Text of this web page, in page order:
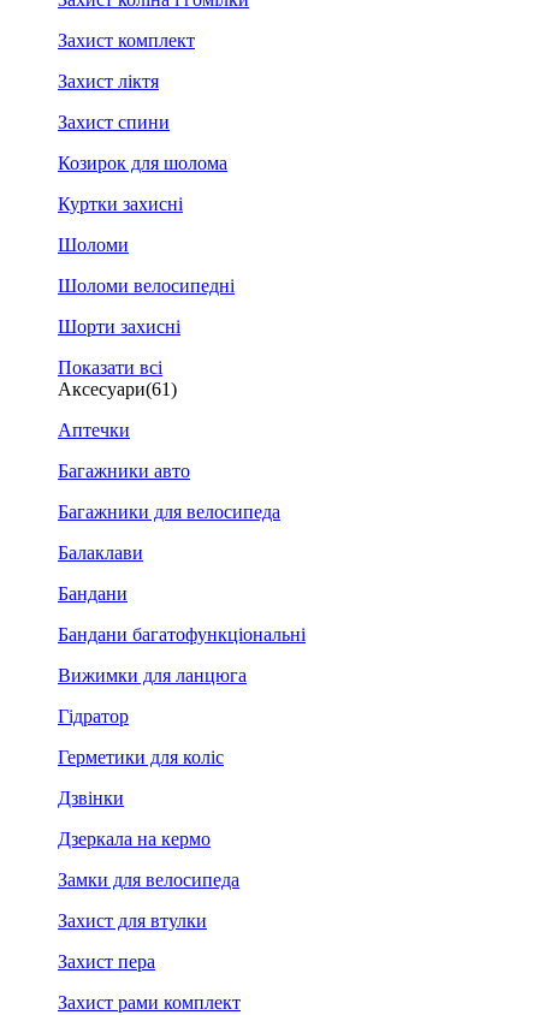
Захист комплект
Захист ліктя
Захист спини
Козирок для шолома
Куртки захисні
Шоломи
Шоломи велосипедні
Шорти захисні
Показати всі
Аксесуари(61)
Аптечки
Багажники авто
Багажники для велосипеда
Балаклави
Бандани
Бандани багатофункціональні
Вижимки для ланцюга
Гідратор
Герметики для коліс
Дзвінки
Дзеркала на кермо
Замки для велосипеда
Захист для втулки
Захист пера
Захист рами комплект